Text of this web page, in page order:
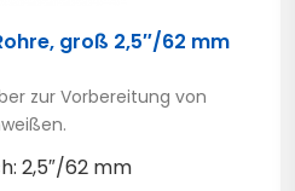
groß 2,5″/62 mm
zur Vorbereitung von
2,5″/62 mm